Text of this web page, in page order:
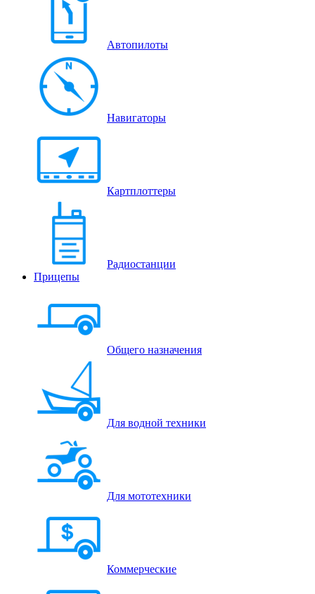
Автопилоты
Навигаторы
Картплоттеры
Радиостанции
Прицепы
Общего назначения
Для водной техники
Для мототехники
Коммерческие